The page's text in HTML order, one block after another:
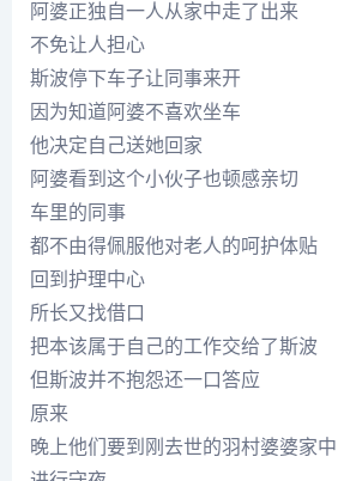
阿婆正独自一人从家中走了出来
不免让人担心
斯波停下车子让同事来开
因为知道阿婆不喜欢坐车
他决定自己送她回家
阿婆看到这个小伙子也顿感亲切
车里的同事
都不由得佩服他对老人的呵护体贴
回到护理中心
所长又找借口
把本该属于自己的工作交给了斯波
但斯波并不抱怨还一口答应
原来
晚上他们要到刚去世的羽村婆婆家中